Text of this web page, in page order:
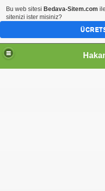
Bu web sitesi Bedava-Sitem.com
sitenizi ister misiniz?